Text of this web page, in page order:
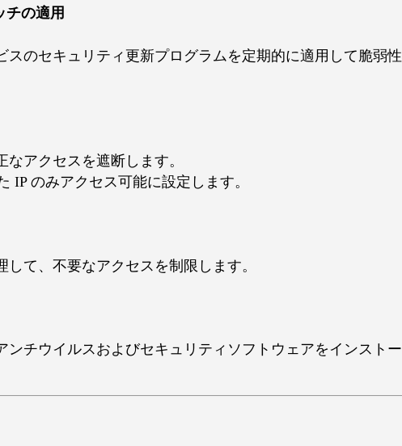
チの適用
のセキュリティ更新プログラムを定期的に適用して脆弱性
アクセスを遮断します。
IP のみアクセス可能に設定します。
て、不要なアクセスを制限します。
チウイルスおよびセキュリティソフトウェアをインストー